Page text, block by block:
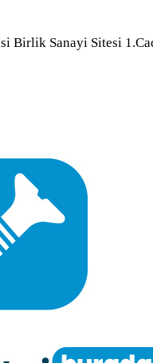
Birlik Sanayi Sitesi